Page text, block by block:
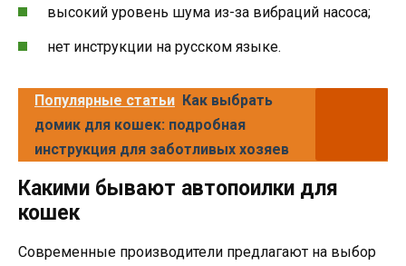
высокий уровень шума из-за вибраций насоса;
нет инструкции на русском языке.
Популярные статьи Как выбрать
домик для кошек: подробная
инструкция для заботливых хозяев
Какими бывают автопоилки для
кошек
Современные производители предлагают на выбор